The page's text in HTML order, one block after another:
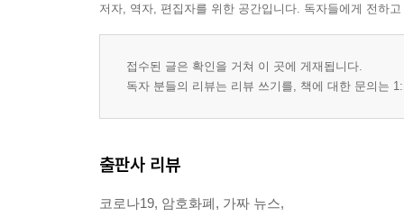
저자, 역자, 편집자를 위한 공간입니다. 독자들에게 전하
접수된 글은 확인을 거쳐 이 곳에 게재됩니다.
독자 분들의 리뷰는 리뷰 쓰기를, 책에 대한 문의는
출판사 리뷰
코로나19, 암호화폐, 가짜 뉴스,